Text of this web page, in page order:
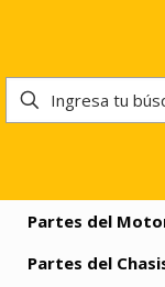
Partes del
Partes del